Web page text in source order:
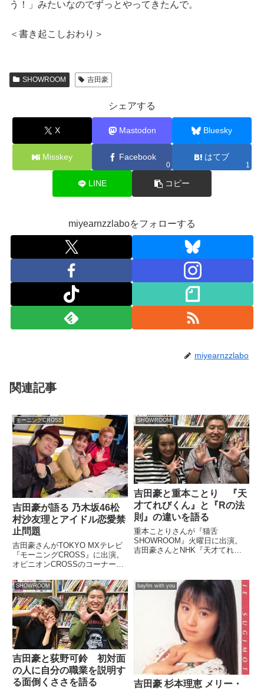
う！」みたいなのでずっとやってきたんで。
＜書き起こしおわり＞
SHOWROOM 吉田豪
シェアする
X Mastodon Bluesky
Misskey Facebook
0
はてブ
1
LINE コピー
miyearnzzlaboをフォローする
miyearnzzlabo
関連記事
モーニングCROSS
吉田豪が語る 乃木坂46松
村沙友理とアイドル恋愛禁
止問題
吉田豪さんがTOKYO MXテレビ
『モーニングCROSS』に出演。
オピニオンCROSSのコーナーで
ャンダルとアイドルの恋愛禁止問
題について語っていました。今日
のゲストは、米田智彦さん、マリ
クリスティーヌさん、吉...
SHOWROOM
吉田豪と重本ことり 『天
才てれびくん』と『Rの法
則』の違いを語る
重本ことりさんが『猫舌
SHOWROOM』火曜日に出演。
吉田豪さんとNHK『天才てれび
た。
SHOWROOM
吉田豪と荻野可鈴 初対面
の人に自分の職業を説明す
る面倒くささを語る
bayfm with you
吉田豪 杉本理恵 メリー・